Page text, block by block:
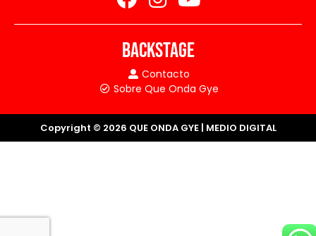
BACKSTAGE
Contacto
Sobre Que Onda Gye
Copyright © 2026 QUE ONDA GYE | MEDIO DIGITAL